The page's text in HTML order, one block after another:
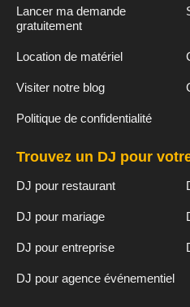
Lancer ma demande
gratuitement
Location de matériel
Visiter notre blog
Politique de confidentialité
Trouvez un DJ pour
DJ pour restaurant
DJ pour mariage
DJ pour entreprise
DJ pour agence événementiel